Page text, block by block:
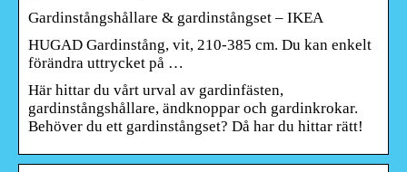
Gardinstångshållare & gardinstångset – IKEA
HUGAD Gardinstång, vit, 210-385 cm. Du kan enkelt
förändra uttrycket på …
Här hittar du vårt urval av gardinfästen,
gardinstångshållare, ändknoppar och gardinkrokar.
Behöver du ett gardinstångset? Då har du hittar rätt!